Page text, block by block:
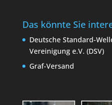
Das könnte Sie
Deutsche Standard-
Vereinigung e.V. (DSV)
Graf-Versand